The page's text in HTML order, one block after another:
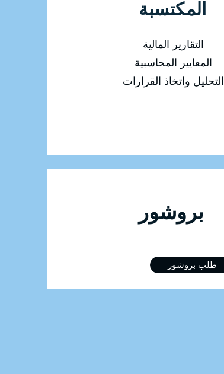
المكتسبة
التقارير المالية
المعايير المحاسبية
التحليل واتخاذ القرارات
طلب بروشور